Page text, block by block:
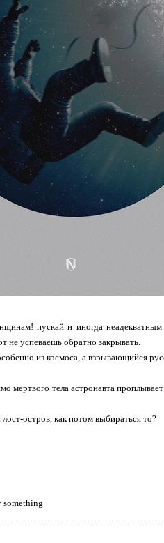
пускай и иногда неадекватным
не успеваешь обратно закрывать.
из космоса, а взрывающийся
мертвого тела астронавта
лост-остров, как потом выбираться то?
something